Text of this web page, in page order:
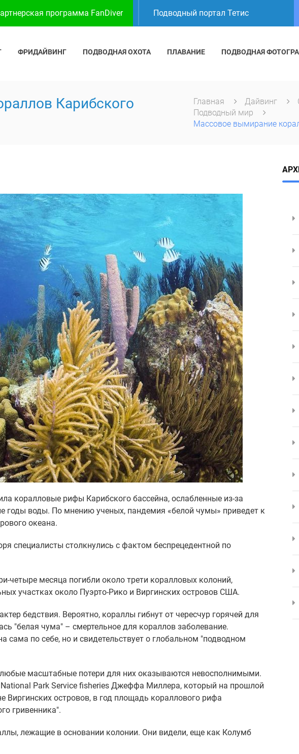
программа FanDiver Подводный портал Тетис
ФРИДАЙВИНГ ПОДВОДНАЯ ОХОТА ПЛАВАНИЕ ПОДВОДНАЯ
Карибского
Главная Дайвинг
Подводный мир
Массовое вымирание
коралловые рифы Карибского бассейна, ослабленные из-за
годы воды. По мнению ученых, пандемия «белой чумы» приведет к
океана.
специалисты столкнулись с фактом беспрецедентной по
четыре месяца погибли около трети коралловых колоний,
участках около Пуэрто-Рико и Виргинских островов США.
бедствия. Вероятно, кораллы гибнут от чересчур горячей для
"белая чума" – смертельное для кораллов заболевание.
сама по себе, но и свидетельствует о глобальном "подводном
масштабные потери для них оказываются невосполнимыми.
Park Service fisheries Джеффа Миллера, который на прошлой
Виргинских островов, в год площадь кораллового рифа
гривенника".
лежащие в основании колонии. Они видели, еще как Колумб